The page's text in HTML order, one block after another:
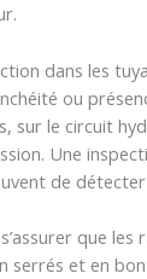
dans les
ou
sur le circuit
Une
de
que
serrés et en